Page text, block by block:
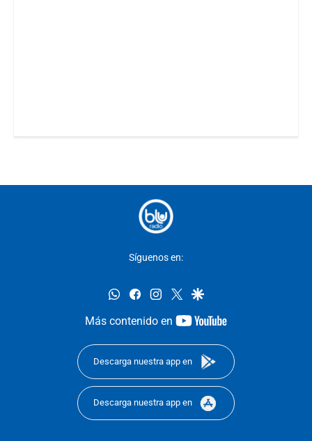
Síguenos en:
whatsappfacebookinstagram
twittergoogle
Más contenido en
youtube-
Descarga nuestra app en
Descarga nuestra app en